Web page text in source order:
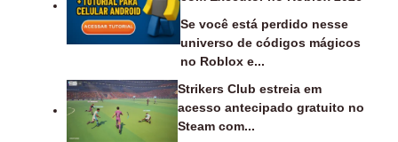
Se você está perdido nesse
universo de códigos mágicos
no Roblox e...
Strikers Club estreia em
acesso antecipado gratuito no
Steam com...